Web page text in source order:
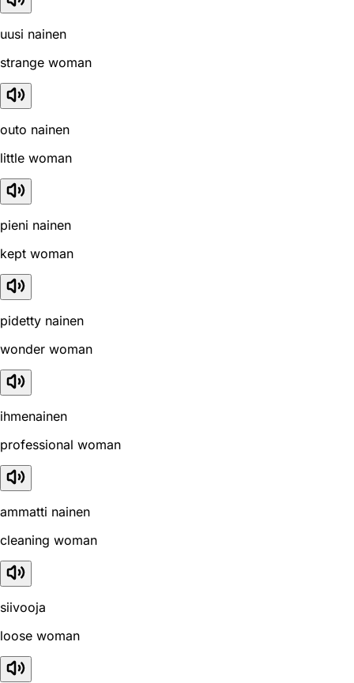
uusi nainen
strange woman
outo nainen
little woman
pieni nainen
kept woman
pidetty nainen
wonder woman
ihmenainen
professional woman
ammatti nainen
cleaning woman
siivooja
loose woman